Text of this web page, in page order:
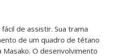
de assistir. Sua trama
de um quadro de tétano
Masako. O desenvolvimento